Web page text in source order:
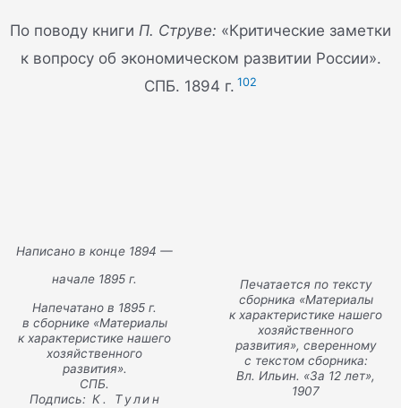
По поводу книги П. Струве: «Критические заметки
к вопросу об экономическом развитии России».
СПБ. 1894 г. 102
Написано в конце 1894 —
начале 1895 г.
Напечатано в 1895 г.
в сборнике «Материалы
к характеристике нашего
хозяйственного
развития».
СПБ.
Подпись: К. Тулин
Печатается по тексту
сборника «Материалы
к характеристике нашего
хозяйственного
развития», сверенному
с текстом сборника:
Вл. Ильин. «За 12 лет»,
1907